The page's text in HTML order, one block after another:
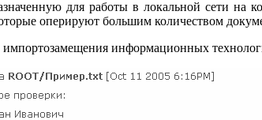
для работы в локальной сети
оперируют большим количеством
информационных